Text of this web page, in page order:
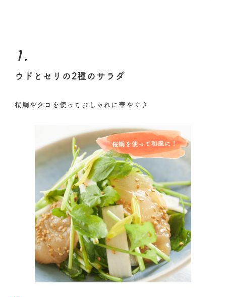
1.
ウドとセリの2種のサラダ
桜鯛やタコを使っておしゃれに華やぐ♪